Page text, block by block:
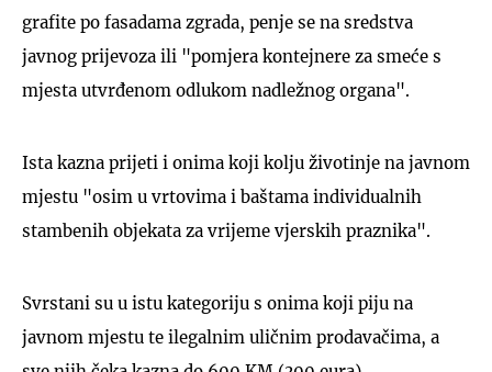
grafite po fasadama zgrada, penje se na sredstva
javnog prijevoza ili "pomjera kontejnere za smeće s
mjesta utvrđenom odlukom nadležnog organa".
Ista kazna prijeti i onima koji kolju životinje na javnom
mjestu "osim u vrtovima i baštama individualnih
stambenih objekata za vrijeme vjerskih praznika".
Svrstani su u istu kategoriju s onima koji piju na
javnom mjestu te ilegalnim uličnim prodavačima, a